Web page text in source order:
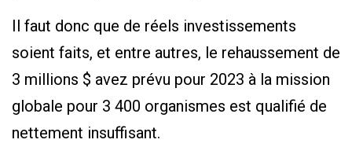
Il faut donc que de réels investissements
soient faits, et entre autres, le rehaussement de
3 millions $ avez prévu pour 2023 à la mission
globale pour 3 400 organismes est qualifié de
nettement insuffisant.